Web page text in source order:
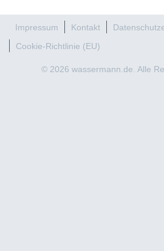
Impressum Kontakt
Cookie-Richtlinie (EU)
© 2026 wassermann.de. Alle